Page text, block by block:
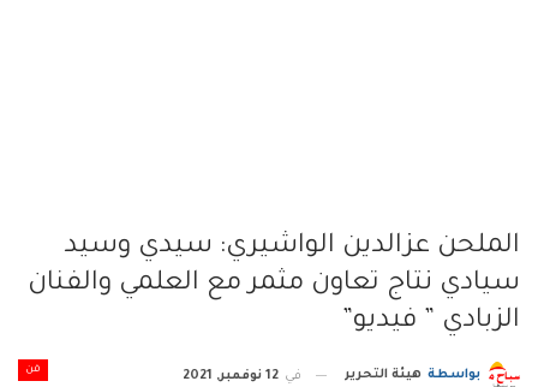
الملحن عزالدين الواشيري: سيدي وسيد
سيادي نتاج تعاون مثمر مع العلمي والفنان
الزبادي ” فيديو”
فن بواسطة هيئة التحرير في 12 نوفمبر, 2021